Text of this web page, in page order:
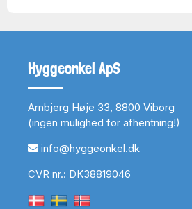
Hyggeonkel ApS
Arnbjerg Høje 33, 8800 Viborg
(ingen mulighed for afhentning!)
info@hyggeonkel.dk
CVR nr.: DK38819046